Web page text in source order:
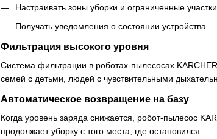
Настраивать зоны уборки и ограниченные участки.
Получать уведомления о состоянии устройства.
Фильтрация высокого уровня
Система фильтрации в роботах-пылесосах
семей с детьми, людей с чувствительными
Автоматическое возвращение на базу
Когда уровень заряда снижается, робот-пылесос
продолжает уборку с того места, где остановился.